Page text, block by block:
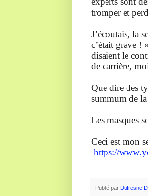
tromper et
J’écoutais, la
c’était grave !
disaient le
de carrière,
Que dire des
summum de
Les masques
Ceci est mon
https://
Publié par Dufresne